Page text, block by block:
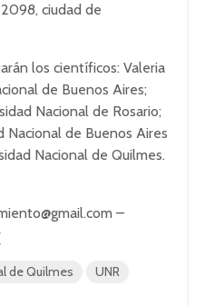
ciudad de
los científicos: Valeria
de Buenos Aires;
Nacional de Rosario;
Nacional de Buenos Aires
Nacional de Quilmes.
–
de Quilmes UNR